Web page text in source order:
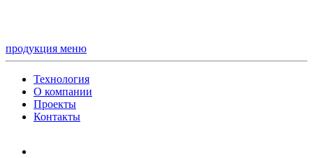
продукция меню
Технология
О компании
Проекты
Контакты